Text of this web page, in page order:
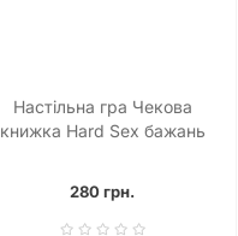
Настільна гра Чекова
книжка Hard Sex бажань
280 грн.